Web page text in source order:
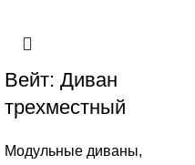
Вейт: Диван
трехместный
Модульные диваны,